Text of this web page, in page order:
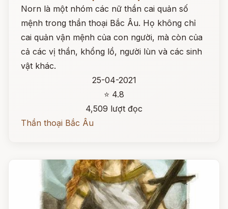
Norn là một nhóm các nữ thần cai quản số
mệnh trong thần thoại Bắc Âu. Họ không chỉ
cai quản vận mệnh của con người, mà còn của
cả các vị thần, khổng lồ, người lùn và các sinh
vật khác.
25-04-2021
⭐ 4.8
4,509 lượt đọc
Thần thoại Bắc Âu